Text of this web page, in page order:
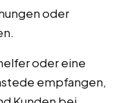
oder
oder eine
empfangen,